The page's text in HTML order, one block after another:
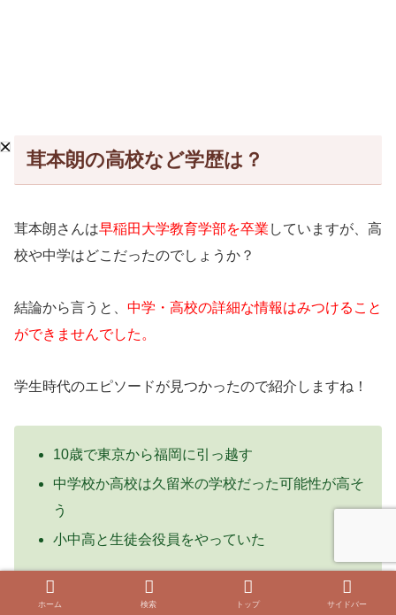
茸本朗の高校など学歴は？
茸本朗さんは早稲田大学教育学部を卒業 していますが、高
校や中学はどこだったのでしょうか？
結論から言うと、 中学・高校の詳細な情報はみつけること
ができませんでした。
学生時代のエピソードが見つかったので紹介しますね！
10歳で東京から福岡に引っ越す
中学校か高校は久留米の学校だった可能性が高そ
う
小中高と生徒会役員をやっていた
ホーム 検索 トップ サイドバー